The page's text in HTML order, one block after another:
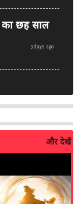
का छह साल
3 days ago
3 days ago
की सख्ती:और देखें